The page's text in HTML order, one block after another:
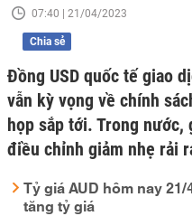
07:40 | 21/04/2023
Chia sẻ
Đồng USD quốc tế giao
vẫn kỳ vọng về chính
họp sắp tới. Trong nước,
điều chỉnh giảm nhẹ rải
Tỷ giá AUD hôm nay
tăng tỷ giá